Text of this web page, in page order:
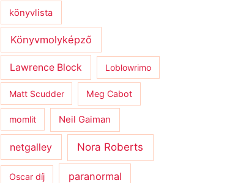
könyvlista
Könyvmolyképző
Lawrence Block Loblowrimo
Matt Scudder Meg Cabot
momlit Neil Gaiman
netgalley Nora Roberts
Oscar díj paranormal